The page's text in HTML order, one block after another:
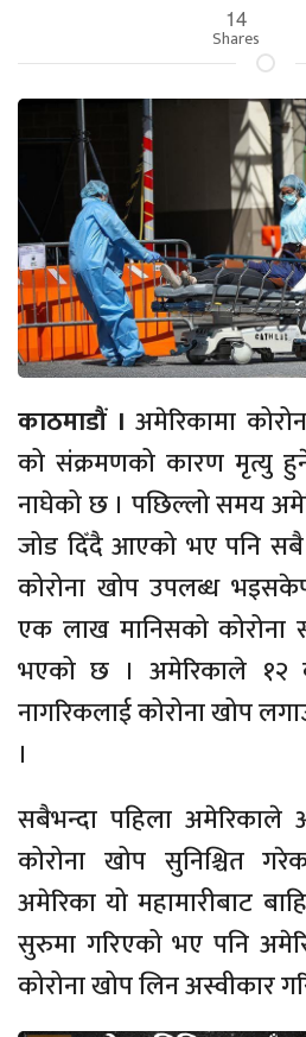
14
Shares
काठमाडौं । अमेरिकामा
को संक्रमणको कारण मृत्यु
नाघेको छ । पछिल्लो समय
जोड दिँदै आएको भए पनि सबै
कोरोना खोप उपलब्ध
एक लाख मानिसको
भएको छ । अमेरिकाले १२
नागरिकलाई कोरोना खोप
।
सबैभन्दा पहिला अमेरिकाले
कोरोना खोप सुनिश्चित
अमेरिका यो महामारीबाट
सुरुमा गरिएको भए पनि
कोरोना खोप लिन अस्वीकार